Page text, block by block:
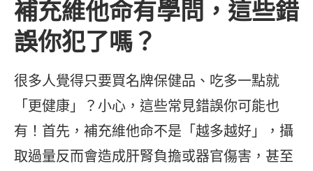
補充維他命有學問，這些錯
誤你犯了嗎？
很多人覺得只要買名牌保健品、吃多一點就
「更健康」？小心，這些常見錯誤你可能也
有！首先，補充維他命不是「越多越好」，攝
取過量反而會造成肝腎負擔或器官傷害，甚至